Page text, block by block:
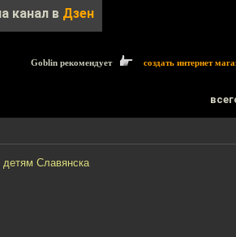
канал в Дзен
Goblin рекомендует создать интернет
Славянска